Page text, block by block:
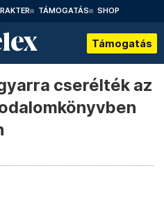
TÁMOGATÁS SHOP
Támogatás
cserélték az